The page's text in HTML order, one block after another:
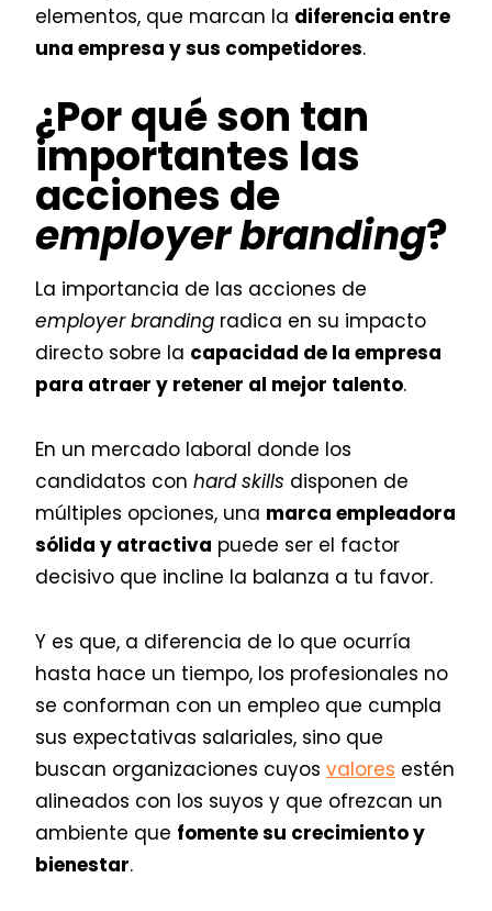
elementos, que marcan la diferencia entre
una empresa y sus competidores.
¿Por qué son tan
importantes las
acciones de
employer branding?
La importancia de las acciones de
employer branding radica en su impacto
directo sobre la capacidad de la empresa
para atraer y retener al mejor talento.
En un mercado laboral donde los
candidatos con hard skills disponen de
múltiples opciones, una marca empleadora
sólida y atractiva puede ser el factor
decisivo que incline la balanza a tu favor.
Y es que, a diferencia de lo que ocurría
hasta hace un tiempo, los profesionales no
se conforman con un empleo que cumpla
sus expectativas salariales, sino que
buscan organizaciones cuyos valores estén
alineados con los suyos y que ofrezcan un
ambiente que fomente su crecimiento y
bienestar.